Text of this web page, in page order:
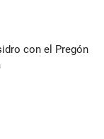
con el Pregón